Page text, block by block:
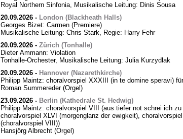
Royal Northern Sinfonia, Musikalische Leitung: Dinis Sousa
20.09.2026- London (Blackheath Halls)
Georges Bizet: Carmen (Premiere)
Musikalische Leitung: Chris Stark, Regie: Harry Fehr
20.09.2026- Zürich (Tonhalle)
Dieter Ammann: Violation
Tonhalle-Orchester, Musikalische Leitung: Julia Kurzydlak
20.09.2026- Hannover (Nazarethkirche)
Philipp Maintz: choralvorspiel XXXIII (in te domine speravi)
Roman Summereder (Orgel)
23.09.2026- Berlin (Kathedrale St. Hedwig)
Philipp Maintz: choralvorspiel VIII (aus tiefer not schrei ich
choralvorspiel XLVI (morgenglanz der ewigkeit),
(choralvorspiel VIII))
Hansjörg Albrecht (Orgel)